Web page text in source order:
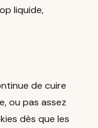
liquide,
de cuire
ou pas assez
dès que les